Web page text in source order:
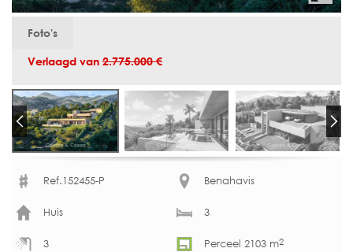
Foto's
Verlaagd van 2.775.000 €
Ref.152455-P Benahavis
Huis 3
3 Perceel 2103 m2